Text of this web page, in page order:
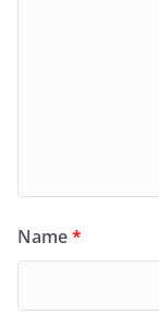
Name*